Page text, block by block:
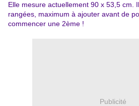
Elle mesure actuellement 90 x 53,5 cm.
rangées, maximum à ajouter avant de
commencer une 2ème !
Publicité